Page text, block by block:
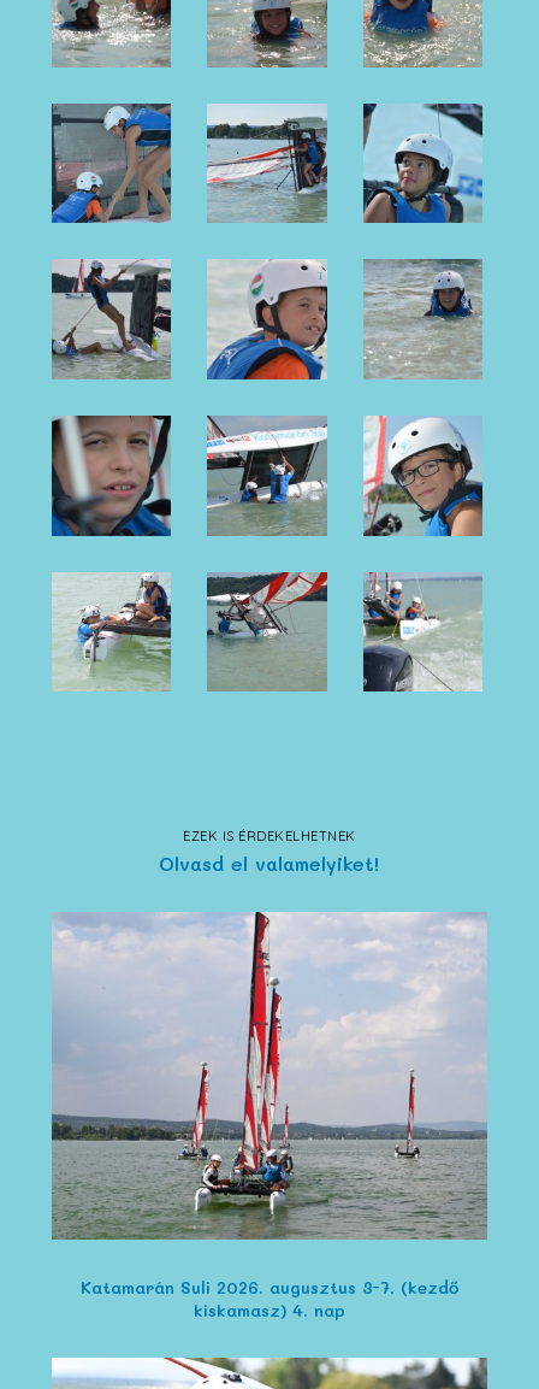
EZEK IS ÉRDEKELHETNEK
Olvasd el valamelyiket!
Katamarán Suli 2026. augusztus 3-7. (kezdő
kiskamasz) 4. nap